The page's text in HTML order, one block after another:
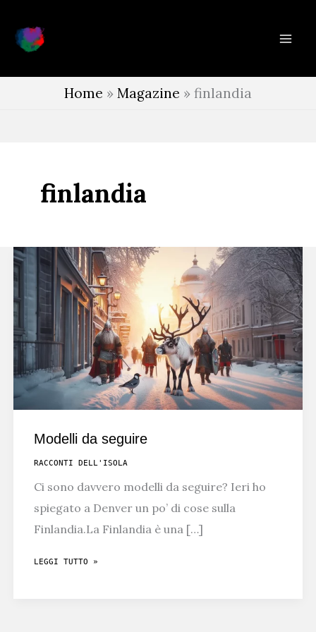
contenuto
Home » Magazine » finlandia
finlandia
Modelli da seguire
RACCONTI DELL'ISOLA
Ci sono davvero modelli da seguire? Ieri ho
spiegato a Denver un po’ di cose sulla
Finlandia.La Finlandia è una […]
MODELLI
LEGGI TUTTO »